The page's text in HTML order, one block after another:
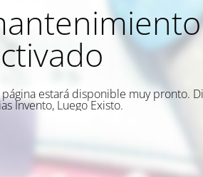
estará disponible muy pronto.
Invento, Luego Existo.